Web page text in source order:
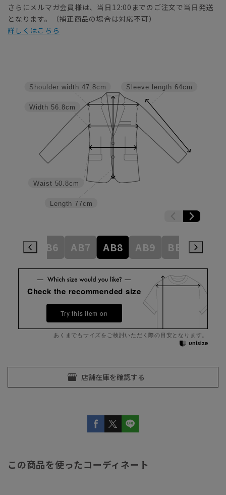
さらにメルマガ会員様は、当日12:00までのご注文で当日発送
となります。（補正商品の場合は対応不可）
詳しくはこちら
Sleeve length 64cm
Length 77cm
Waist 50.8cm
Width 56.8cm
Shoulder width 47.8cm
AB6 AB7 AB8 AB9 BE3
Check the recommended size
Try this item on
あくまでもサイズをご検討いただく際の目安となります。
この商品を使ったコーディネート